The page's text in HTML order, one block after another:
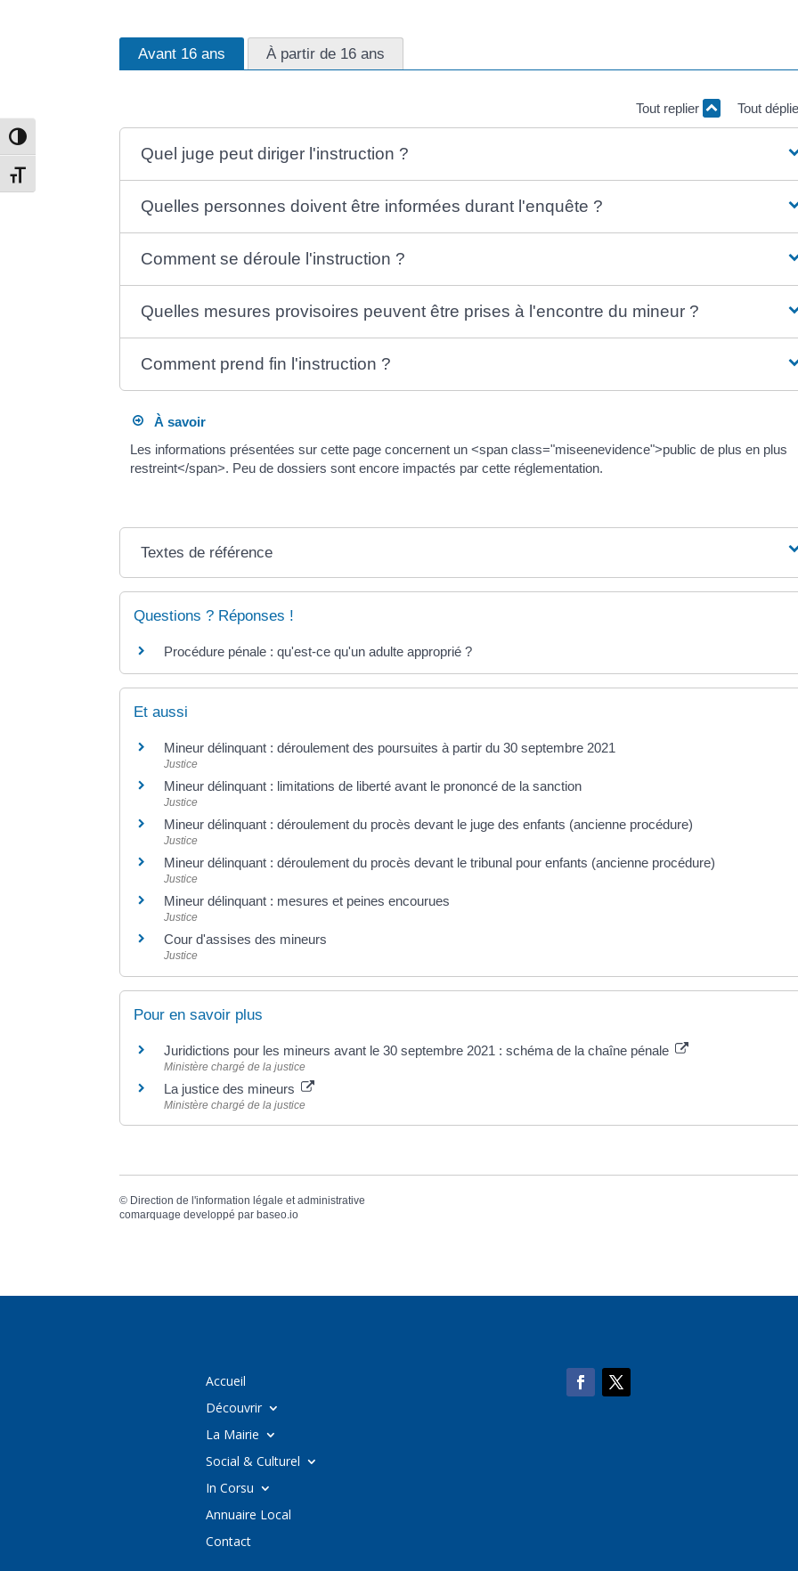
Passer en contraste élevé
Changer la taille de la police
Avant 16 ans À partir de 16 ans
Tout replier Tout
Quel juge peut diriger l'instruction ?
Quelles personnes doivent être informées durant l'enquête ?
Comment se déroule l'instruction ?
Quelles mesures provisoires peuvent être prises à l'encontre du mineur ?
Comment prend fin l'instruction ?
À savoir
Les informations présentées sur cette page concernent un <span class="miseenevidence">public de plus en plus
restreint</span>. Peu de dossiers sont encore impactés par cette réglementation.
Textes de référence
Questions ? Réponses !
Procédure pénale : qu'est-ce qu'un adulte approprié ?
Et aussi
Mineur délinquant : déroulement des poursuites à partir du 30 septembre 2021
Justice
Mineur délinquant : limitations de liberté avant le prononcé de la sanction
Justice
Mineur délinquant : déroulement du procès devant le juge des enfants (ancienne procédure)
Justice
Mineur délinquant : déroulement du procès devant le tribunal pour enfants (ancienne procédure)
Justice
Mineur délinquant : mesures et peines encourues
Justice
Cour d'assises des mineurs
Justice
Pour en savoir plus
Juridictions pour les mineurs avant le 30 septembre 2021 : schéma de la chaîne pénale
Ministère chargé de la justice
La justice des mineurs
Ministère chargé de la justice
© Direction de l'information légale et administrative
comarquage developpé par baseo.io
Accueil
Découvrir
La Mairie
Social & Culturel
In Corsu
Annuaire Local
Contact